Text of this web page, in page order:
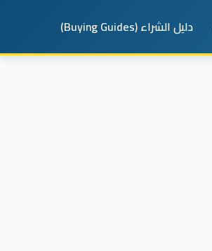
دليل الشراء (Buying Guides)